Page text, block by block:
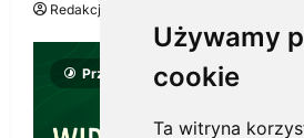
Używamy
cookie
Ta witryna
Redakcja KnowMore.pl
Przeczytano 8 minut